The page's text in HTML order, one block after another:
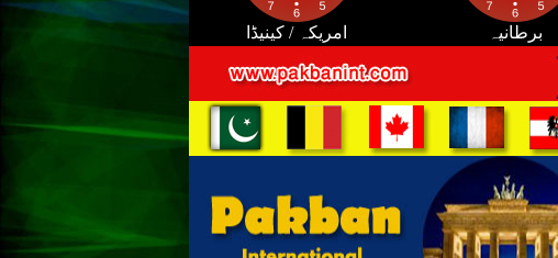
امریکہ / کینیڈا برطانیہ